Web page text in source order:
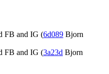
FB and IG (6d089 Bjorn
FB and IG (3a23d Bjorn